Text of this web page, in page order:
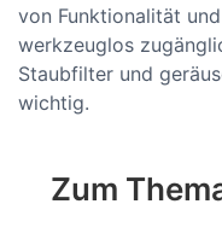
von Funktionalität
werkzeuglos
Staubfilter und
wichtig.
Zum